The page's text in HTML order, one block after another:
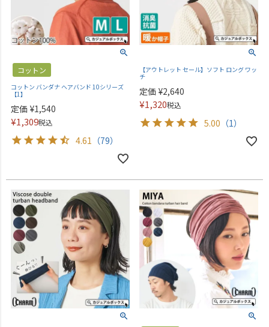
コットン
コットン バンダナ ヘアバンド 10シリーズ
【1】
定価 ¥1,540
¥1,309税込
4.61 （79）
【アウトレット セール】ソフト ロング ワッ
チ
定価 ¥2,640
¥1,320税込
5.00 （1）